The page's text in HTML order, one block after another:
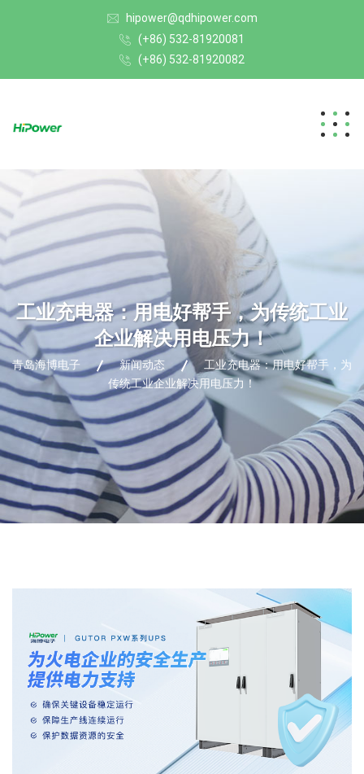
hipower@qdhipower.com
(+86) 532-81920081
(+86) 532-81920082
工业充电器：用电好帮手，为传统工业
企业解决用电压力！
青岛海博电子 新闻动态
工业充电器：用电好帮手，为
传统工业企业解决用电压力！